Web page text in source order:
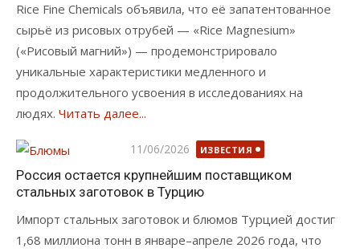
Rice Fine Chemicals объявила, что её запатентованное
сырьё из рисовых отрубей — «Rice Magnesium»
(«Рисовый магний») — продемонстрировало
уникальные характеристики медленного и
продолжительного усвоения в исследованиях на
людях. Читать далее...
Опубликовано
11/06/2026 ИЗВЕСТИЯ
Россия остается крупнейшим поставщиком
стальных заготовок в Турцию
Импорт стальных заготовок и блюмов Турцией достиг
1,68 миллиона тонн в январе–апреле 2026 года, что